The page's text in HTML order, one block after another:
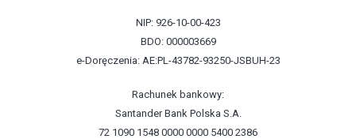
NIP: 926-10-00-423
BDO: 000003669
e-Doręczenia: AE:PL-43782-93250-JSBUH-23
Rachunek bankowy:
Santander Bank Polska S.A.
72 1090 1548 0000 0000 5400 2386